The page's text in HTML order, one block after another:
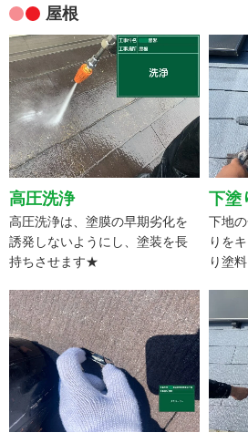
屋根
高圧洗浄
高圧洗浄は、塗膜の早期劣化を
誘発しないようにし、塗装を長
持ちさせます★
下塗
下地
りを
り塗